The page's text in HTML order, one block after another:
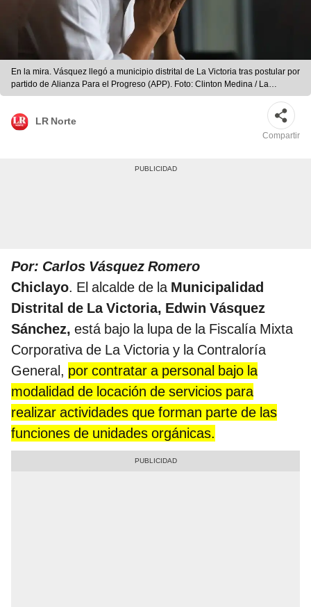
En la mira. Vásquez llegó a municipio distrital de La Victoria tras postular por
partido de Alianza Para el Progreso (APP). Foto: Clinton Medina / La
República
LR Norte
Compartir
Por: Carlos Vásquez Romero
Chiclayo. El alcalde de la Municipalidad
Distrital de La Victoria, Edwin Vásquez
Sánchez, está bajo la lupa de la Fiscalía Mixta
Corporativa de La Victoria y la Contraloría
General, por contratar a personal bajo la
modalidad de locación de servicios para
realizar actividades que forman parte de las
funciones de unidades orgánicas.